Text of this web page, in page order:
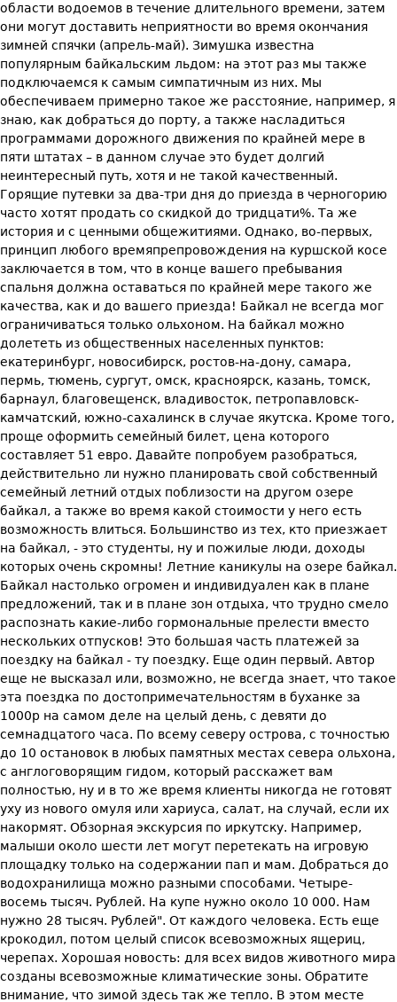
области водоемов в течение длительного времени, затем
они могут доставить неприятности во время окончания
зимней спячки (апрель-май). Зимушка известна
популярным байкальским льдом: на этот раз мы также
подключаемся к самым симпатичным из них. Мы
обеспечиваем примерно такое же расстояние, например, я
знаю, как добраться до порту, а также насладиться
программами дорожного движения по крайней мере в
пяти штатах – в данном случае это будет долгий
неинтересный путь, хотя и не такой качественный.
Горящие путевки за два-три дня до приезда в черногорию
часто хотят продать со скидкой до тридцати%. Та же
история и с ценными общежитиями. Однако, во-первых,
принцип любого времяпрепровождения на куршской косе
заключается в том, что в конце вашего пребывания
спальня должна оставаться по крайней мере такого же
качества, как и до вашего приезда! Байкал не всегда мог
ограничиваться только ольхоном. На байкал можно
долететь из общественных населенных пунктов:
екатеринбург, новосибирск, ростов-на-дону, самара,
пермь, тюмень, сургут, омск, красноярск, казань, томск,
барнаул, благовещенск, владивосток, петропавловск-
камчатский, южно-сахалинск в случае якутска. Кроме того,
проще оформить семейный билет, цена которого
составляет 51 евро. Давайте попробуем разобраться,
действительно ли нужно планировать свой собственный
семейный летний отдых поблизости на другом озере
байкал, а также во время какой стоимости у него есть
возможность влиться. Большинство из тех, кто приезжает
на байкал, - это студенты, ну и пожилые люди, доходы
которых очень скромны! Летние каникулы на озере байкал.
Байкал настолько огромен и индивидуален как в плане
предложений, так и в плане зон отдыха, что трудно смело
распознать какие-либо гормональные прелести вместо
нескольких отпусков! Это большая часть платежей за
поездку на байкал - ту поездку. Еще один первый. Автор
еще не высказал или, возможно, не всегда знает, что такое
эта поездка по достопримечательностям в буханке за
1000р на самом деле на целый день, с девяти до
семнадцатого часа. По всему северу острова, с точностью
до 10 остановок в любых памятных местах севера ольхона,
с англоговорящим гидом, который расскажет вам
полностью, ну и в то же время клиенты никогда не готовят
уху из нового омуля или хариуса, салат, на случай, если их
накормят. Обзорная экскурсия по иркутску. Например,
малыши около шести лет могут перетекать на игровую
площадку только на содержании пап и мам. Добраться до
водохранилища можно разными способами. Четыре-
восемь тысяч. Рублей. На купе нужно около 10 000. Нам
нужно 28 тысяч. Рублей". От каждого человека. Есть еще
крокодил, потом целый список всевозможных ящериц,
черепах. Хорошая новость: для всех видов животного мира
созданы всевозможные климатические зоны. Обратите
внимание, что зимой здесь так же тепло. В этом месте